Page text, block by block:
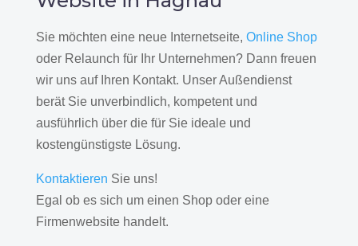
Sie möchten eine neue Internetseite, Online Shop
oder Relaunch für Ihr Unternehmen? Dann freuen
wir uns auf Ihren Kontakt. Unser Außendienst
berät Sie unverbindlich, kompetent und
ausführlich über die für Sie ideale und
kostengünstigste Lösung.
Kontaktieren Sie uns!
Egal ob es sich um einen Shop oder eine
Firmenwebsite handelt.